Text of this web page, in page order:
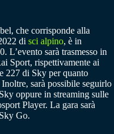
che corrisponde alla
di sci alpino, è in
L’evento sarà trasmesso in
Sport, rispettivamente ai
227 di Sky per quanto
sarà possibile seguirlo
oppure in streaming sulle
Player. La gara sarà
Go.